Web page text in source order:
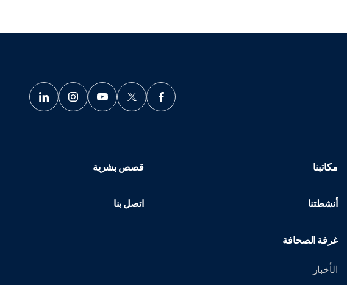
مكاتبنا
أنشطتنا
غرفة الصحافة
الأخبار
قصص بشرية
اتصل بنا